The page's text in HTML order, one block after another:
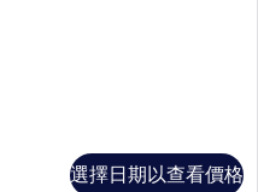
選擇日期以查看價格